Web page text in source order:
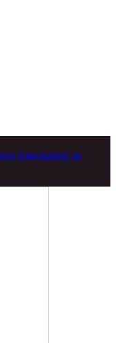
взыскание за